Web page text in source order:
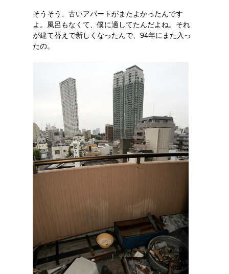
そうそう、古いアパートがまたよかったんです
よ。風呂もなくて、僕に適してたんだよね。それ
が建て替えで新しくなったんで、94年にまた入っ
たの。